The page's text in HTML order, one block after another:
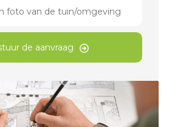
foto van de tuin/omgeving
de aanvraag